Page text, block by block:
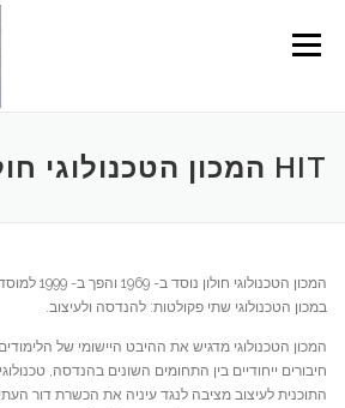
content
Menu
HIT המכון הטכנולוגי חולון
במכון הטכנולוגי שתי פקולטות‫: להנדסה ולעיצוב‫.
המכון הטכנולוגי מדגיש את ההיבט היישומי של
חיבורים ייחודיים בין התחומים השונים בהנדסה,
התוכנית לעיצוב מציבה לנגד עיניה את הכשרת דור